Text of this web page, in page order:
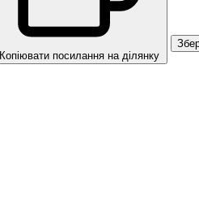
Копіювати посилання на ділянку